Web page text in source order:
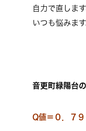
自力で直しま
いつも悩みます
音更町緑陽台
Q値＝０．７